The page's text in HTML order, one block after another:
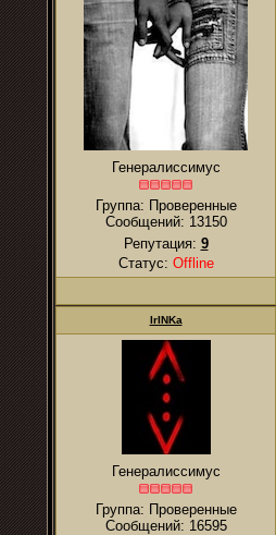
Генералиссимус
Группа: Проверенные
Сообщений: 13150
Репутация: 9
Статус: Offline
IrINKa
Генералиссимус
Группа: Проверенные
Сообщений: 16595